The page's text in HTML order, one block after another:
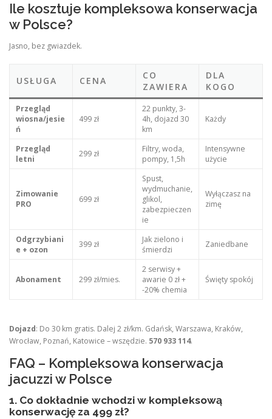
Ile kosztuje kompleksowa konserwacja
w Polsce?
Jasno, bez gwiazdek.
USŁUGA CENA
CO
ZAWIERA
DLA
KOGO
Przegląd
wiosna/jesie
ń
499 zł
22 punkty, 3-
4h, dojazd 30
km
Każdy
Przegląd
letni
299 zł
Filtry, woda,
pompy, 1,5h
Intensywne
użycie
Zimowanie
PRO
699 zł
Spust,
wydmuchanie,
glikol,
zabezpieczen
ie
Wyłączasz na
zimę
Odgrzybiani
e + ozon
399 zł
Jak zielono i
śmierdzi
Zaniedbane
Abonament 299 zł/mies.
2 serwisy +
awarie 0 zł +
-20% chemia
Święty spokój
Dojazd: Do 30 km gratis. Dalej 2 zł/km. Gdańsk, Warszawa, Kraków,
Wrocław, Poznań, Katowice – wszędzie. 570 933 114.
FAQ – Kompleksowa konserwacja
jacuzzi w Polsce
1. Co dokładnie wchodzi w kompleksową
konserwację za 499 zł?